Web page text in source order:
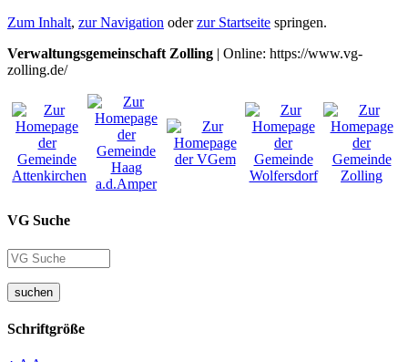
Zum Inhalt, zur Navigation oderzur Startseite springen.
Verwaltungsgemeinschaft Zolling | Online: https://www.vg-
zolling.de/
VG Suche
suchen
Schriftgröße